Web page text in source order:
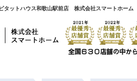
タットハウス和歌山駅前店 株式会社スマートホーム